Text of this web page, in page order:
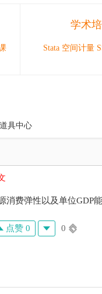
学术培
Stata 空间计量
道具中心
费弹性以及单位GDP
点赞 0 0